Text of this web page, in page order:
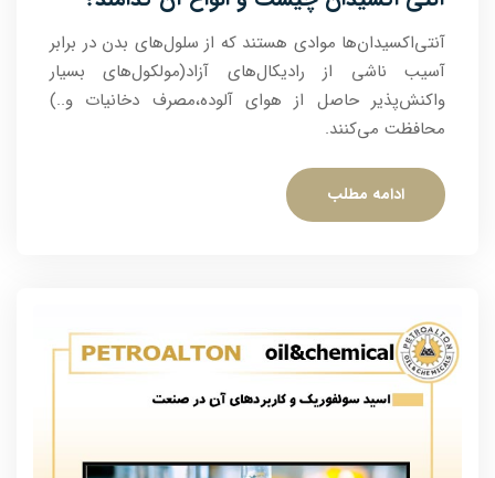
آنتی‌اکسیدان‌ها موادی هستند که از سلول‌های بدن در برابر
آسیب ناشی از رادیکال‌های آزاد(مولکول‌های بسیار
واکنش‌پذیر حاصل از هوای آلوده،مصرف دخانیات و..)
محافظت می‌کنند.
ادامه مطلب